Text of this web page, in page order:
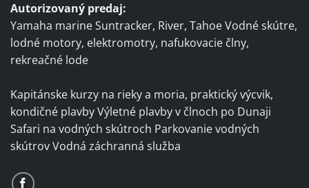
Autorizovaný predaj:
Yamaha marine Suntracker, River, Tahoe Vodné skútre,
lodné motory, elektromotry, nafukovacie člny,
rekreačné lode
Kapitánske kurzy na rieky a moria, praktický výcvik,
kondičné plavby Výletné plavby v člnoch po Dunaji
Safari na vodných skútroch Parkovanie vodných
skútrov Vodná záchranná služba